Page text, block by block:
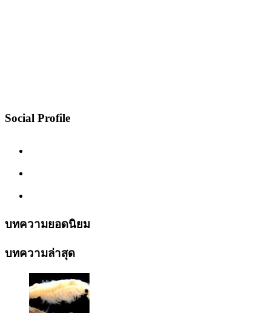
Social Profile
บทความยอดนิยม
บทความล่าสุด